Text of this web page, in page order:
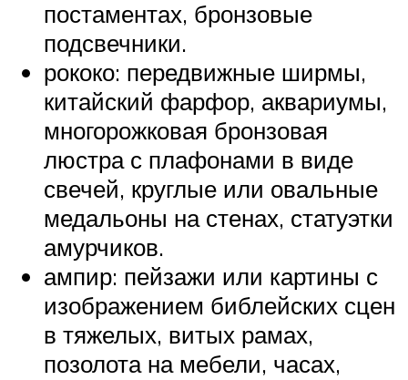
постаментах, бронзовые
подсвечники.
рококо: передвижные ширмы,
китайский фарфор, аквариумы,
многорожковая бронзовая
люстра с плафонами в виде
свечей, круглые или овальные
медальоны на стенах, статуэтки
амурчиков.
ампир: пейзажи или картины с
изображением библейских сцен
в тяжелых, витых рамах,
позолота на мебели, часах,